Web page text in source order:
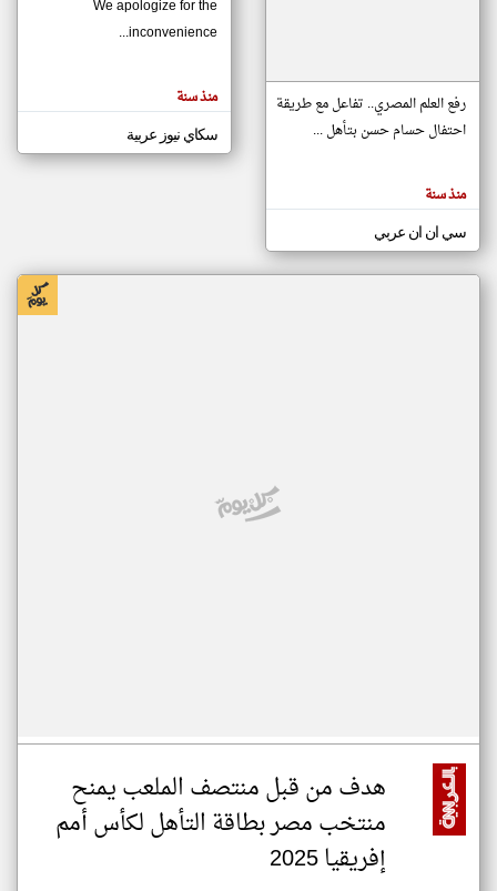
مصادر الأخبار من موريتانيا
اخبار موريتانيا على مدار الساعة
أهم اخبار موريتانيا العاجلة والمباشرة
المقالات
الموجوده
هنا عن
رفع العلم المصري.. تفاعل مع طريقة
احتفال حسام حسن بتأهل ...
منذ سنة
سي ان ان عربي
We apologize for the
inconvenience...
منذ سنة
سكاي نيوز عربية
هدف من قبل منتصف الملعب يمنح
منتخب مصر بطاقة التأهل لكأس أمم
إفريقيا 2025
klyoum.com